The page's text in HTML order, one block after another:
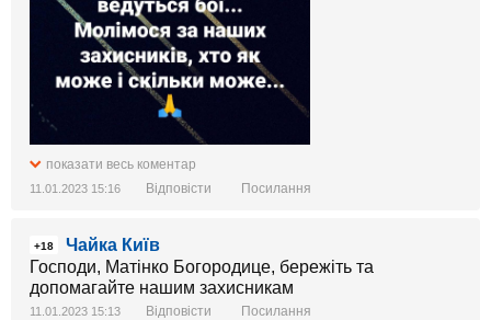
показати весь коментар
11.01.2023 15:16 Відповісти Посилання
+18
Чайка Київ
Господи, Матінко Богородице, бережіть та
допомагайте нашим захисникам
11.01.2023 15:13 Відповісти Посилання